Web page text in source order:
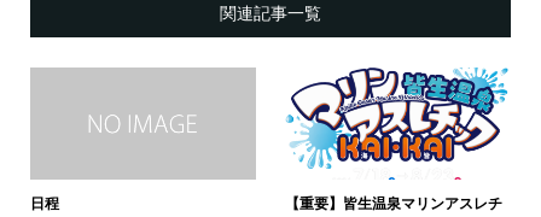
関連記事一覧
日程
【重要】皆生温泉マリンアスレチ